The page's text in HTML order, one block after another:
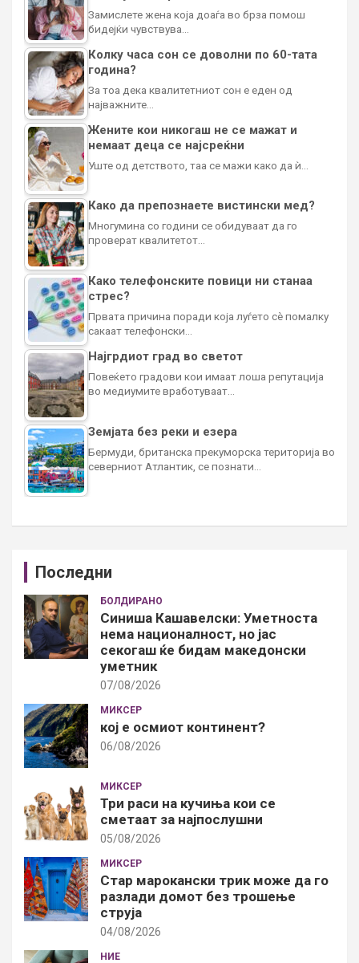
Замислете жена која доаѓа во брза помош
бидејќи чувствува…
Колку часа сон се доволни по 60-тата
година?
За тоа дека квалитетниот сон е еден од
најважните…
Жените кои никогаш не се мажат и
немаат деца се најсреќни
Уште од детството, таа се мажи како да ѝ…
Како да препознаете вистински мед?
Многумина со години се обидуваат да го
проверат квалитетот…
Како телефонските повици ни станаа
стрес?
Првата причина поради која луѓето сè помалку
сакаат телефонски…
Најгрдиот град во светот
Повеќето градови кои имаат лоша репутација
во медиумите вработуваат…
Земјата без реки и езера
Бермуди, британска прекуморска територија во
северниот Атлантик, се познати…
Последни
БОЛДИРАНО
Синиша Кашавелски: Уметноста
нема националност, но јас
секогаш ќе бидам македонски
уметник
07/08/2026
МИКСЕР
кој е осмиот континент?
06/08/2026
МИКСЕР
Три раси на кучиња кои се
сметаат за најпослушни
05/08/2026
МИКСЕР
Стар марокански трик може да го
разлади домот без трошење
струја
04/08/2026
НИЕ